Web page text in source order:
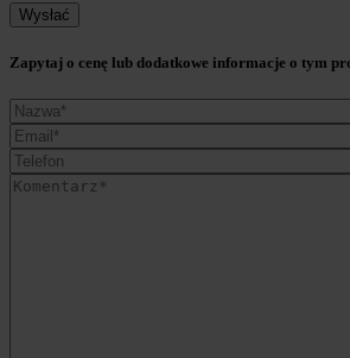
Zapytaj o cenę lub dodatkowe informacje o tym